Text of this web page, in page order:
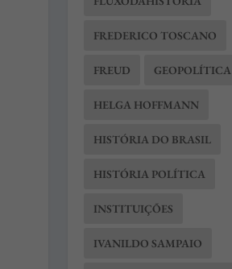
FREDERICO TOSCANO
FREUD GEOPOLÍTICA
HELGA HOFFMANN
HISTÓRIA DO BRASIL
HISTÓRIA POLÍTICA
INSTITUIÇÕES
IVANILDO SAMPAIO